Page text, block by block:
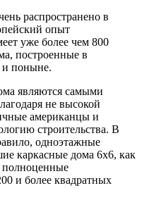
распространено в
опыт
уже более чем 800
построенные в
и поныне.
являются самыми
не высокой
американцы и
строительства. В
одноэтажные
каркасные дома 6х6, как
полноценные
и более квадратных